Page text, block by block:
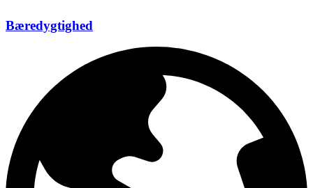
Bæredygtighed